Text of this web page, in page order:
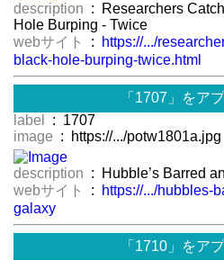
description : Researchers
Hole Burping - Twice
webサイト
:
https://.../
black-hole-burping-twice.html
「1707」をア
label
: 1707
image : https://.../potw1801a.jpg
description : Hubble’s Barred
webサイト
:
https://.../hubbles-
galaxy
「1710」をア